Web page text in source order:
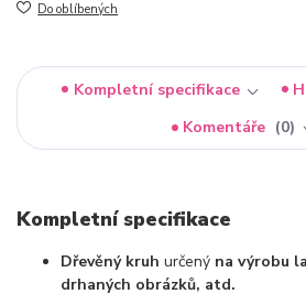
Do oblíbených
Kompletní specifikace
Komentáře
0
Kompletní specifikace
Dřevěný kruh určený na výrobu
drhaných obrázků, atd.